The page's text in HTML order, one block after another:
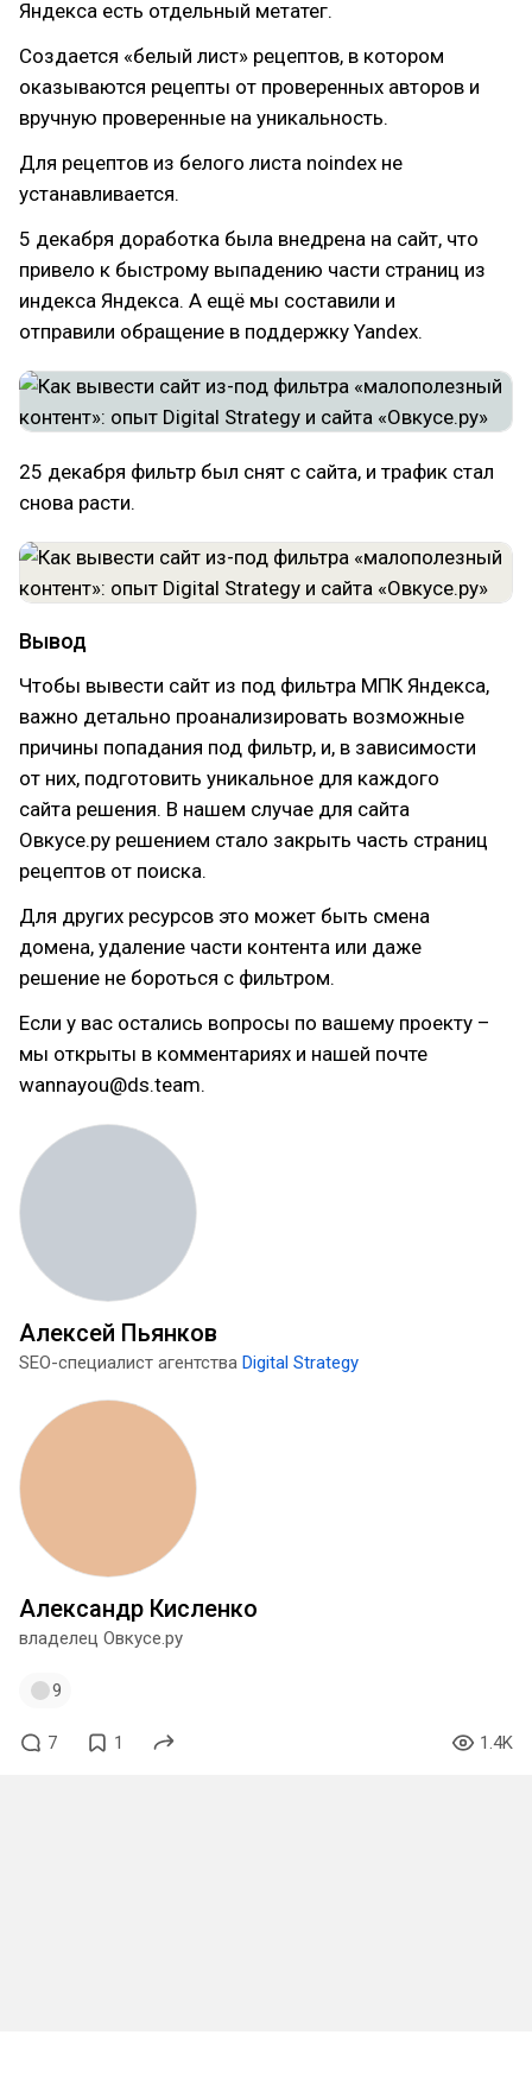
Яндекса есть отдельный метатег.
Создается «белый лист» рецептов, в котором
оказываются рецепты от проверенных авторов и
вручную проверенные на уникальность.
Для рецептов из белого листа noindex не
устанавливается.
5 декабря доработка была внедрена на сайт, что
привело к быстрому выпадению части страниц из
индекса Яндекса. А ещё мы составили и
отправили обращение в поддержку Yandex.
25 декабря фильтр был снят с сайта, и трафик стал
снова расти.
Вывод
Чтобы вывести сайт из под фильтра МПК Яндекса,
важно детально проанализировать возможные
причины попадания под фильтр, и, в зависимости
от них, подготовить уникальное для каждого
сайта решения. В нашем случае для сайта
Овкусе.ру решением стало закрыть часть страниц
рецептов от поиска.
Для других ресурсов это может быть смена
домена, удаление части контента или даже
решение не бороться с фильтром.
Если у вас остались вопросы по вашему проекту –
мы открыты в комментариях и нашей почте
wannayou@ds.team.
Алексей Пьянков
SEO-специалист агентства Digital Strategy
Александр Кисленко
владелец Овкусе.ру
9
7 1 1.4K